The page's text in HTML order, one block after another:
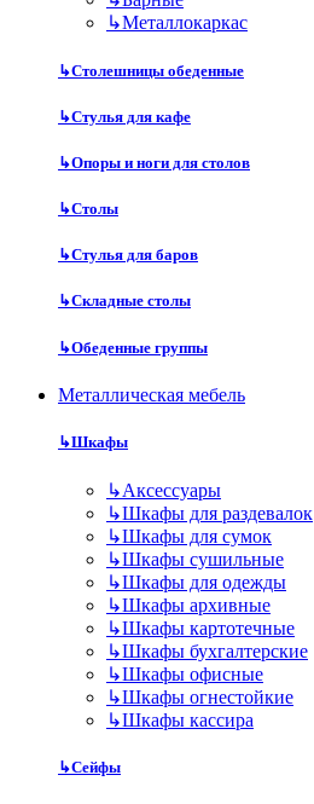
↳Металлокаркас
↳Столешницы обеденные
↳Стулья для кафе
↳Опоры и ноги для столов
↳Столы
↳Стулья для баров
↳Складные столы
↳Обеденные группы
Металлическая мебель
↳Шкафы
↳Аксессуары
↳Шкафы для раздевалок
↳Шкафы для сумок
↳Шкафы сушильные
↳Шкафы для одежды
↳Шкафы архивные
↳Шкафы картотечные
↳Шкафы бухгалтерские
↳Шкафы офисные
↳Шкафы огнестойкие
↳Шкафы кассира
↳Сейфы